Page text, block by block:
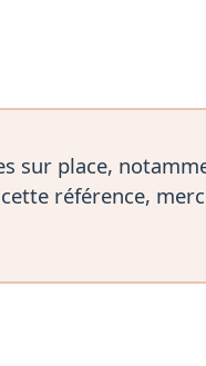
sur place,
référence,